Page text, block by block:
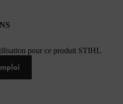
pour ce produit STIHL